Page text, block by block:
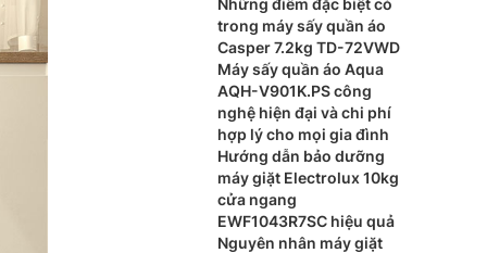
Những điểm đặc biệt có
trong máy sấy quần áo
Casper 7.2kg TD-72VWD
Máy sấy quần áo Aqua
AQH-V901K.PS công
nghệ hiện đại và chi phí
hợp lý cho mọi gia đình
Hướng dẫn bảo dưỡng
máy giặt Electrolux 10kg
cửa ngang
EWF1043R7SC hiệu quả
Nguyên nhân máy giặt